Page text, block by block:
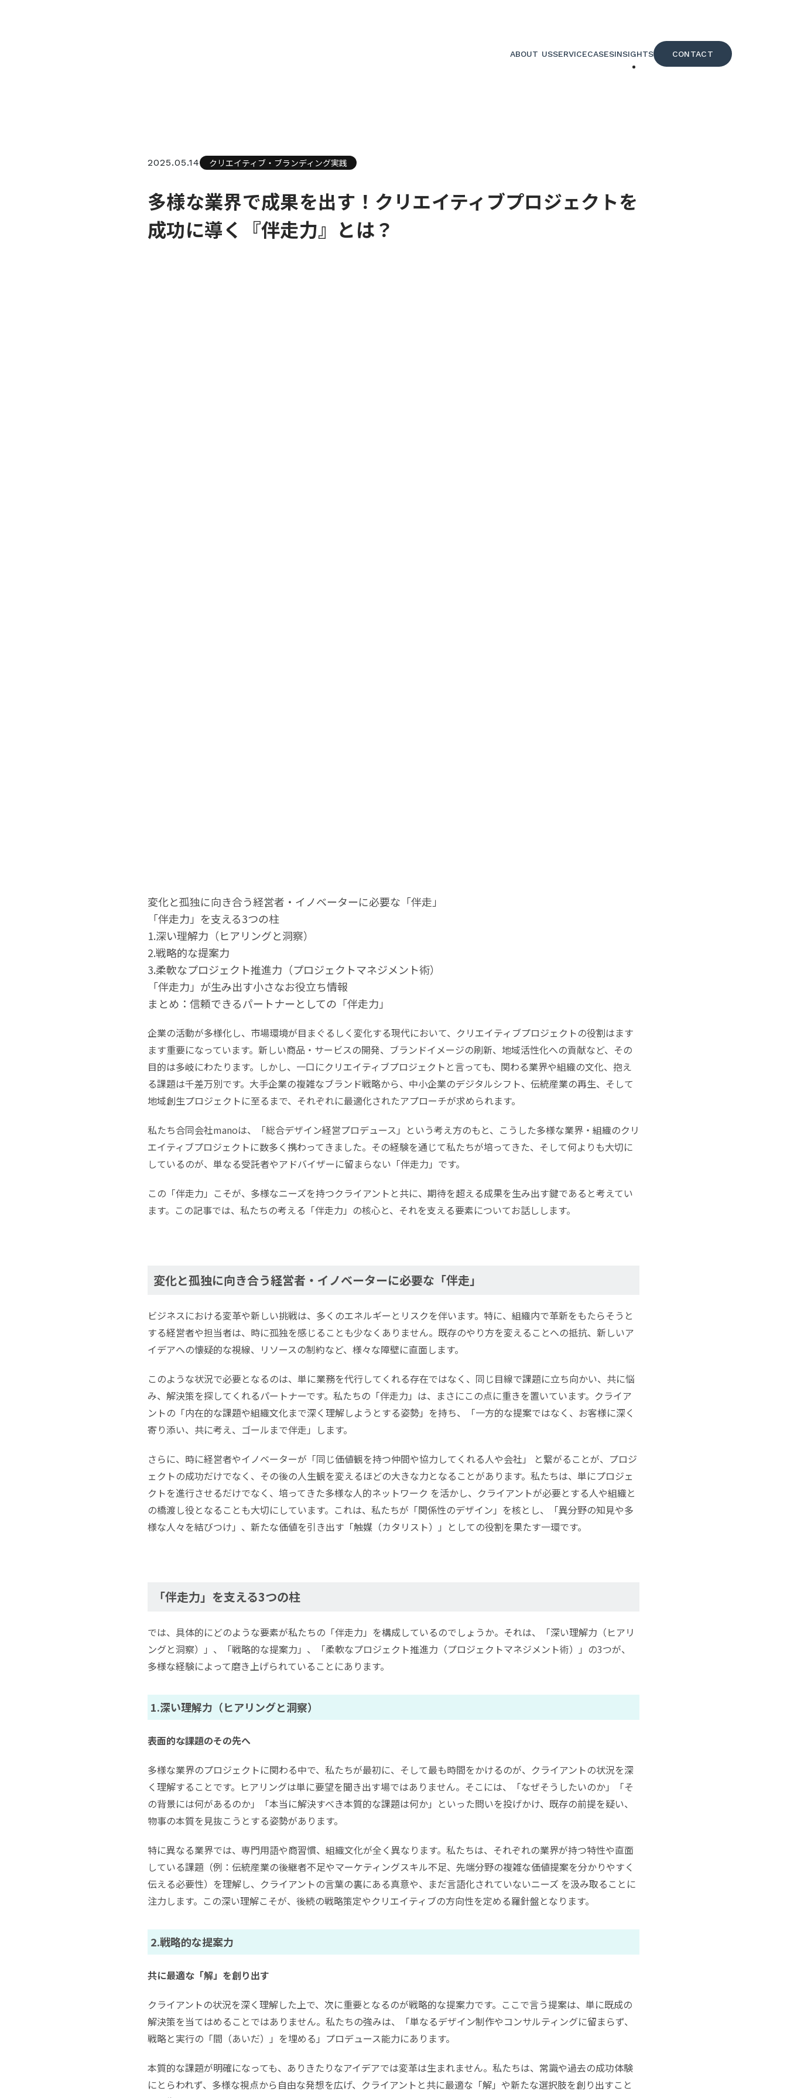
ABOUT USSERVICECASESINSIGHTS
CONTACT
問い合せ
2025.05.14 クリエイティブ・ブランディング実践
多様な業界で成果を出す！クリエイティブプロジェクトを
成功に導く『伴走力』とは？
変化と孤独に向き合う経営者・イノベーターに必要な「伴走」
「伴走力」を支える3つの柱
1.深い理解力（ヒアリングと洞察）
2.戦略的な提案力
3.柔軟なプロジェクト推進力（プロジェクトマネジメント術）
「伴走力」が生み出す小さなお役立ち情報
まとめ：信頼できるパートナーとしての「伴走力」
企業の活動が多様化し、市場環境が目まぐるしく変化する現代において、クリエイティブプロジェクトの役割はます
ます重要になっています。新しい商品・サービスの開発、ブランドイメージの刷新、地域活性化への貢献など、その
目的は多岐にわたります。しかし、一口にクリエイティブプロジェクトと言っても、関わる業界や組織の文化、抱え
る課題は千差万別です。大手企業の複雑なブランド戦略から、中小企業のデジタルシフト、伝統産業の再生、そして
地域創生プロジェクトに至るまで、それぞれに最適化されたアプローチが求められます。
私たち合同会社manoは、「総合デザイン経営プロデュース」という考え方のもと、こうした多様な業界・組織のクリ
エイティブプロジェクトに数多く携わってきました。その経験を通じて私たちが培ってきた、そして何よりも大切に
しているのが、単なる受託者やアドバイザーに留まらない「伴走力」です。
この「伴走力」こそが、多様なニーズを持つクライアントと共に、期待を超える成果を生み出す鍵であると考えてい
ます。この記事では、私たちの考える「伴走力」の核心と、それを支える要素についてお話しします。
変化と孤独に向き合う経営者・イノベーターに必要な「伴走」
ビジネスにおける変革や新しい挑戦は、多くのエネルギーとリスクを伴います。特に、組織内で革新をもたらそうと
する経営者や担当者は、時に孤独を感じることも少なくありません。既存のやり方を変えることへの抵抗、新しいア
イデアへの懐疑的な視線、リソースの制約など、様々な障壁に直面します。
このような状況で必要となるのは、単に業務を代行してくれる存在ではなく、同じ目線で課題に立ち向かい、共に悩
み、解決策を探してくれるパートナーです。私たちの「伴走力」は、まさにこの点に重きを置いています。クライア
ントの「内在的な課題や組織文化まで深く理解しようとする姿勢」を持ち、「一方的な提案ではなく、お客様に深く
寄り添い、共に考え、ゴールまで伴走」します。
さらに、時に経営者やイノベーターが「同じ価値観を持つ仲間や協力してくれる人や会社」 と繋がることが、プロジ
ェクトの成功だけでなく、その後の人生観を変えるほどの大きな力となることがあります。私たちは、単にプロジェ
クトを進行させるだけでなく、培ってきた多様な人的ネットワーク を活かし、クライアントが必要とする人や組織と
の橋渡し役となることも大切にしています。これは、私たちが「関係性のデザイン」を核とし、「異分野の知見や多
様な人々を結びつけ」、新たな価値を引き出す「触媒（カタリスト）」としての役割を果たす一環です。
「伴走力」を支える3つの柱
では、具体的にどのような要素が私たちの「伴走力」を構成しているのでしょうか。それは、「深い理解力（ヒアリ
ングと洞察）」、「戦略的な提案力」、「柔軟なプロジェクト推進力（プロジェクトマネジメント術）」の3つが、
多様な経験によって磨き上げられていることにあります。
1.深い理解力（ヒアリングと洞察）
表面的な課題のその先へ
多様な業界のプロジェクトに関わる中で、私たちが最初に、そして最も時間をかけるのが、クライアントの状況を深
く理解することです。ヒアリングは単に要望を聞き出す場ではありません。そこには、「なぜそうしたいのか」「そ
の背景には何があるのか」「本当に解決すべき本質的な課題は何か」といった問いを投げかけ、既存の前提を疑い、
物事の本質を見抜こうとする姿勢があります。
特に異なる業界では、専門用語や商習慣、組織文化が全く異なります。私たちは、それぞれの業界が持つ特性や直面
している課題（例：伝統産業の後継者不足やマーケティングスキル不足、先端分野の複雑な価値提案を分かりやすく
伝える必要性）を理解し、クライアントの言葉の裏にある真意や、まだ言語化されていないニーズ を汲み取ることに
注力します。この深い理解こそが、後続の戦略策定やクリエイティブの方向性を定める羅針盤となります。
2.戦略的な提案力
共に最適な「解」を創り出す
クライアントの状況を深く理解した上で、次に重要となるのが戦略的な提案力です。ここで言う提案は、単に既成の
解決策を当てはめることではありません。私たちの強みは、「単なるデザイン制作やコンサルティングに留まらず、
戦略と実行の「間（あいだ）」を埋める」プロデュース能力にあります。
本質的な課題が明確になっても、ありきたりなアイデアでは変革は生まれません。私たちは、常識や過去の成功体験
にとらわれず、多様な視点から自由な発想を広げ、クライアントと共に最適な「解」や新たな選択肢を創り出すこと